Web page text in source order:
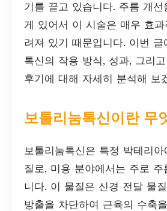
기를 끌고 있습니다. 주름 개선
게 있어서 이 시술은 매우 효
려져 있기 때문입니다. 이번 글
톡신의 작용 방식, 성과, 그리
후기에 대해 자세히 분석해 보
보툴리눔톡신이란 무
보툴리눔톡신은 특정 박테리
질로, 미용 분야에서는 주로 주
니다. 이 물질은 신경 전달 물
방출을 차단하여 근육의 수축